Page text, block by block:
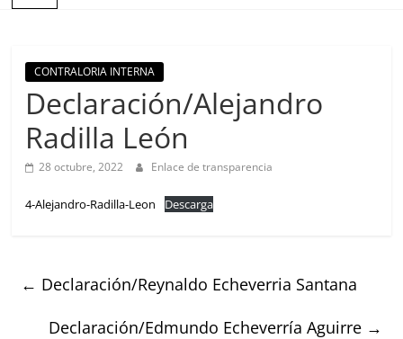
CONTRALORIA INTERNA
Declaración/Alejandro
Radilla León
28 octubre, 2022 Enlace de transparencia
4-Alejandro-Radilla-Leon Descarga
← Declaración/Reynaldo Echeverria Santana
Declaración/Edmundo Echeverría Aguirre →